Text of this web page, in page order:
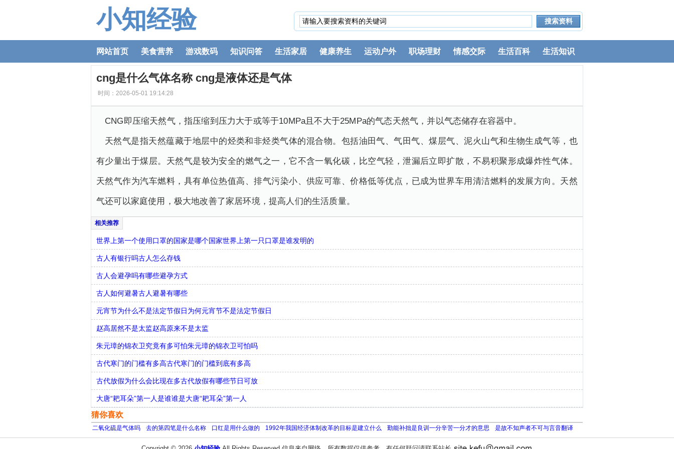
小知经验
网站首页 美食营养 游戏数码 知识问答 生活家居 健康养生 运动户外 职场理财 情感交际 生活百科 生活知识
cng是什么气体名称 cng是液体还是气体
时间：2026-05-01 19:14:28
CNG即压缩天然气，指压缩到压力大于或等于10MPa且不大于25MPa的气态天然气，并以气态储存在容器中。
天然气是指天然蕴藏于地层中的烃类和非烃类气体的混合物。包括油田气、气田气、煤层气、泥火山气和生物生成气等，也
有少量出于煤层。天然气是较为安全的燃气之一，它不含一氧化碳，比空气轻，泄漏后立即扩散，不易积聚形成爆炸性气体。
天然气作为汽车燃料，具有单位热值高、排气污染小、供应可靠、价格低等优点，已成为世界车用清洁燃料的发展方向。天然
气还可以家庭使用，极大地改善了家居环境，提高人们的生活质量。
世界上第一个使用口罩的国家是哪个国家世界上第一只口罩是谁发明的
古人有银行吗古人怎么存钱
古人会避孕吗有哪些避孕方式
古人如何避暑古人避暑有哪些
元宵节为什么不是法定节假日为何元宵节不是法定节假日
赵高居然不是太监赵高原来不是太监
朱元璋的锦衣卫究竟有多可怕朱元璋的锦衣卫可怕吗
古代寒门的门槛有多高古代寒门的门槛到底有多高
古代放假为什么会比现在多古代放假有哪些节日可放
大唐“耙耳朵”第一人是谁谁是大唐“耙耳朵”第一人
猜你喜欢
二氧化硫是气体吗 去的第四笔是什么名称 口红是用什么做的 1992年我国经济体制改革的目标是建立什么 勤能补拙是良训一分辛苦一分才的意思 是故不知声者不可与言音翻译